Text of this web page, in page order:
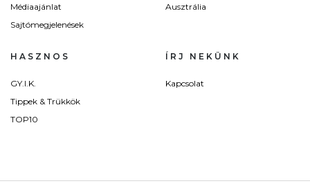
Médiaajánlat
Sajtómegjelenések
Ausztrália
HASZNOS
GY.I.K.
Tippek & Trükkök
TOP10
ÍRJ NEKÜNK
Kapcsolat